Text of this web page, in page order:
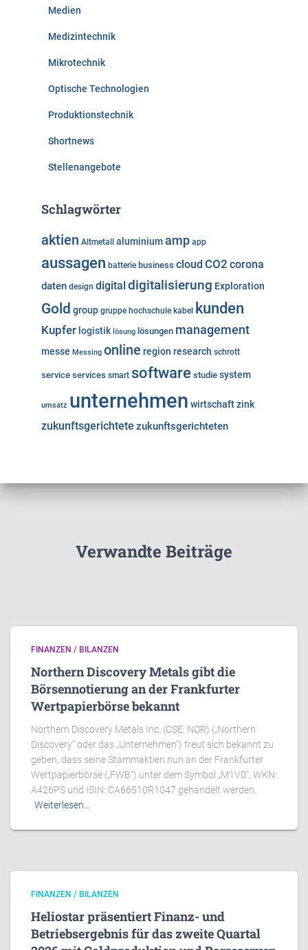
Medien
Medizintechnik
Mikrotechnik
Optische Technologien
Produktionstechnik
Shortnews
Stellenangebote
Schlagwörter
aktien Altmetall aluminiumamp app
aussagen batterie business cloud CO2 corona
daten design digital digitalisierung Exploration
Gold group gruppe hochschule kabel kunden
Kupfer logistik lösung lösungen management
messe Messing online region research schrott
service services smart software studie system
umsatz unternehmen wirtschaftzink
zukunftsgerichtete zukunftsgerichteten
Verwandte Beiträge
FINANZEN / BILANZEN
Northern Discovery Metals gibt die
Börsennotierung an der Frankfurter
Wertpapierbörse bekannt
Northern Discovery Metals Inc. (CSE: NOR) („Northern
Discovery“ oder das „Unternehmen“) freut sich bekannt zu
geben, dass seine Stammaktien nun an der Frankfurter
Wertpapierbörse („FWB“) unter dem Symbol „M1V0“, WKN:
A426PS und ISIN: CA66510R1047 gehandelt werden.
Weiterlesen…
FINANZEN / BILANZEN
Heliostar präsentiert Finanz- und
Betriebsergebnis für das zweite Quartal